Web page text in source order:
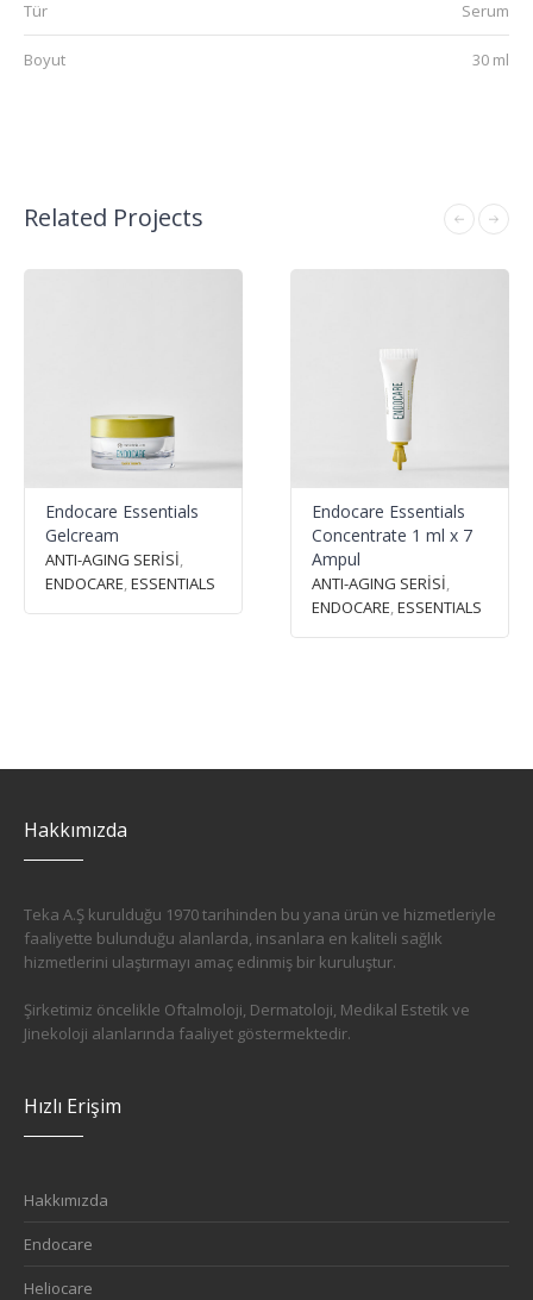
Tür Serum
Boyut 30 ml
Related Projects
Endocare Essentials
Gelcream
ANTI-AGING SERİSİ,
ENDOCARE,ESSENTIALS
Endocare Essentials
Concentrate 1 ml x 7
Ampul
ANTI-AGING SERİSİ,
ENDOCARE,ESSENTIALS
Hakkımızda
Teka A.Ş kurulduğu 1970 tarihinden bu yana ürün ve hizmetleriyle
faaliyette bulunduğu alanlarda, insanlara en kaliteli sağlık
hizmetlerini ulaştırmayı amaç edinmiş bir kuruluştur.
Şirketimiz öncelikle Oftalmoloji, Dermatoloji, Medikal Estetik ve
Jinekoloji alanlarında faaliyet göstermektedir.
Hızlı Erişim
Hakkımızda
Endocare
Heliocare